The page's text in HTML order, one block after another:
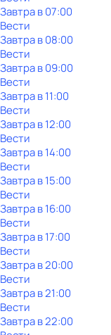
Завтра в 07:00
Вести
Завтра в 08:00
Вести
Завтра в 09:00
Вести
Завтра в 11:00
Вести
Завтра в 12:00
Вести
Завтра в 14:00
Вести
Завтра в 15:00
Вести
Завтра в 16:00
Вести
Завтра в 17:00
Вести
Завтра в 20:00
Вести
Завтра в 21:00
Вести
Завтра в 22:00